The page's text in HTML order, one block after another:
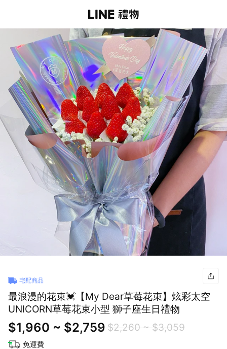
宅配商品
最浪漫的花束💓【My Dear草莓花束】炫彩太空
UNICORN草莓花束小型 獅子座生日禮物
$1,960 ~ $2,759 $2,260 ~ $3,059
免運費